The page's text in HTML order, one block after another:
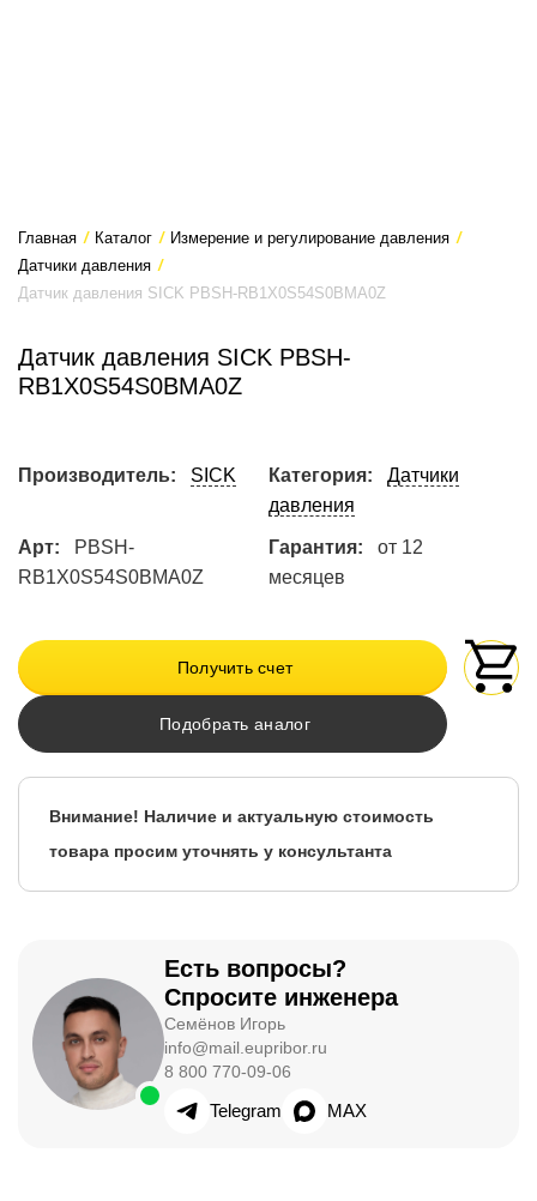
Главная / Каталог / Измерение и регулирование давления /
Датчики давления /
Датчик давления SICK PBSH-RB1X0S54S0BMA0Z
Датчик давления SICK PBSH-
RB1X0S54S0BMA0Z
Производитель: SICK Категория:
Датчики
давления
Арт:
PBSH-
RB1X0S54S0BMA0Z
Гарантия:
от 12
месяцев
Получить счет
Подобрать аналог
Внимание! Наличие и актуальную стоимость
товара просим уточнять у консультанта
Есть вопросы?
Спросите инженера
Семёнов Игорь
info@mail.eupribor.ru
8 800 770-09-06
Telegram MAX